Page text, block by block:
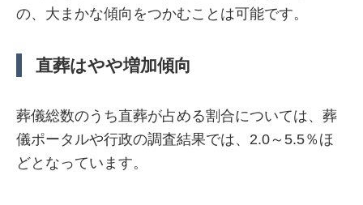
の、大まかな傾向をつかむことは可能です。
直葬はやや増加傾向
葬儀総数のうち直葬が占める割合については、葬
儀ポータルや行政の調査結果では、2.0～5.5％ほ
どとなっています。